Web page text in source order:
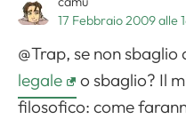
17 Febbraio 2009 alle
@Trap, se non sbaglio
legale
o sbaglio? Il
filosofico: come